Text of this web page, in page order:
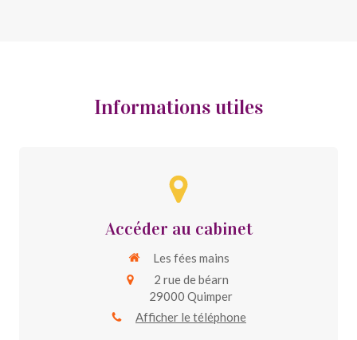
Informations utiles
Accéder au cabinet
Les fées mains
2 rue de béarn
29000 Quimper
Afficher le téléphone